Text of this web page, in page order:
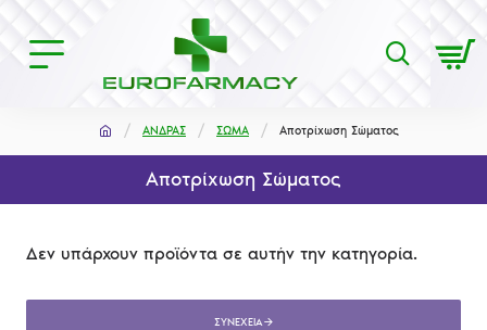
ΑΝΔΡΑΣ ΣΩΜΑ Αποτρίχωση Σώματος
Αποτρίχωση Σώματος
Δεν υπάρχουν προϊόντα σε αυτήν την κατηγορία.
ΣΥΝΈΧΕΙΑ